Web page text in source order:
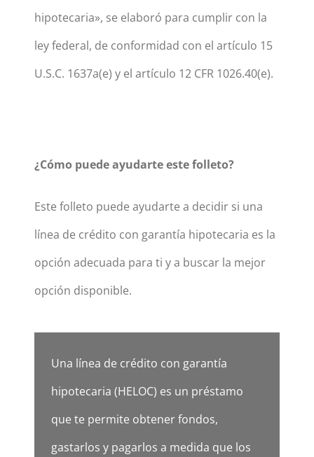
hipotecaria», se elaboró para cumplir con la
ley federal, de conformidad con el artículo 15
U.S.C. 1637a(e) y el artículo 12 CFR 1026.40(e).
¿Cómo puede ayudarte este folleto?
Este folleto puede ayudarte a decidir si una
línea de crédito con garantía hipotecaria es la
opción adecuada para ti y a buscar la mejor
opción disponible.
Una línea de crédito con garantía
hipotecaria (HELOC) es un préstamo
que te permite obtener fondos,
gastarlos y pagarlos a medida que los